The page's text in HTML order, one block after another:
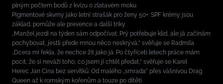
plným počtem bodů z kvízu o zlatavém moku
Pigmentové skvrny jako letní strašák pro ženy 50+: SPF krémy jsou
základ, pomůže ale prevence a další triky
„Manžel jezdí na týden sám odpočívat. Prý potřebuje klid, ale já začínám
pochybovat, jestli přede mnou něco neskrývá,“ svěřuje se Radmila
„Dcera mi řekla, že nechce žít jako já. Po čtyřiceti letech práce mám
pocit, že si neváží toho, co jsem jí chtěl předat,“ svěřuje se Karel
Herec Jan Cina bez servítků: Od malého „smrada” přes vášnivou Drag
Queen až k romským kořenům a touze po dítěti